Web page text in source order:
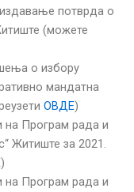
потврда о
(можете
о избору
мандатна
ОВДЕ)
Програм рада и
Житиште за 2021.
)
Програм рада и